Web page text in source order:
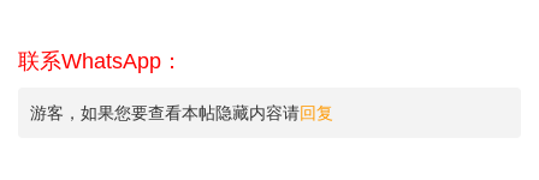
联系WhatsApp：
游客，如果您要查看本帖隐藏内容请回复